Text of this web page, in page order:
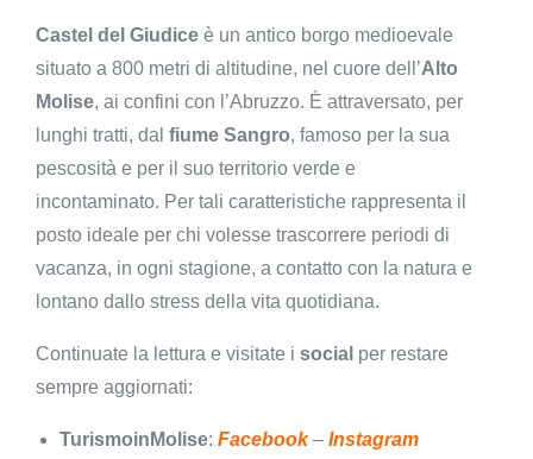
Castel del Giudice è un antico borgo medioevale
situato a 800 metri di altitudine, nel cuore dell’Alto
Molise, ai confini con l’Abruzzo. È attraversato, per
lunghi tratti, dal fiume Sangro, famoso per la sua
pescosità e per il suo territorio verde e
incontaminato. Per tali caratteristiche rappresenta il
posto ideale per chi volesse trascorrere periodi di
vacanza, in ogni stagione, a contatto con la natura e
lontano dallo stress della vita quotidiana.
Continuate la lettura e visitate i social per restare
sempre aggiornati:
TurismoinMolise: Facebook – Instagram